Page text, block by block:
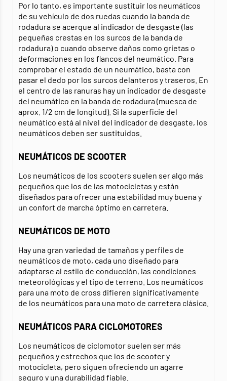
Por lo tanto, es importante sustituir los neumáticos
de su vehículo de dos ruedas cuando la banda de
rodadura se acerque al indicador de desgaste (las
pequeñas crestas en los surcos de la banda de
rodadura) o cuando observe daños como grietas o
deformaciones en los flancos del neumático. Para
comprobar el estado de un neumático, basta con
pasar el dedo por los surcos delanteros y traseros. En
el centro de las ranuras hay un indicador de desgaste
del neumático en la banda de rodadura (muesca de
aprox. 1/2 cm de longitud). Si la superficie del
neumático está al nivel del indicador de desgaste, los
neumáticos deben ser sustituidos.
NEUMÁTICOS DE SCOOTER
Los neumáticos de los scooters suelen ser algo más
pequeños que los de las motocicletas y están
diseñados para ofrecer una estabilidad muy buena y
un confort de marcha óptimo en carretera.
NEUMÁTICOS DE MOTO
Hay una gran variedad de tamaños y perfiles de
neumáticos de moto, cada uno diseñado para
adaptarse al estilo de conducción, las condiciones
meteorológicas y el tipo de terreno. Los neumáticos
para una moto de cross difieren significativamente
de los neumáticos para una moto de carretera clásica.
NEUMÁTICOS PARA CICLOMOTORES
Los neumáticos de ciclomotor suelen ser más
pequeños y estrechos que los de scooter y
motocicleta, pero siguen ofreciendo un agarre
seguro y una durabilidad fiable.